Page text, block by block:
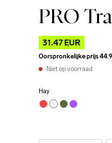
PRO
31.47 EUR
Oorspronkelijke prijs
Niet op voorraad
Hay